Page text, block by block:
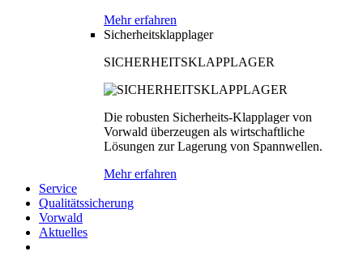
Mehr erfahren
Sicherheitsklapplager
SICHERHEITSKLAPPLAGER
Die robusten Sicherheits-Klapplager von
Vorwald überzeugen als wirtschaftliche
Lösungen zur Lagerung von Spannwellen.
Mehr erfahren
Service
Qualitätssicherung
Vorwald
Aktuelles